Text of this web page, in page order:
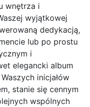
wnętrza i
wyjątkowej
dedykacją,
lub po prostu
i
elegancki album
inicjałów
stanie się cennym
wspólnych